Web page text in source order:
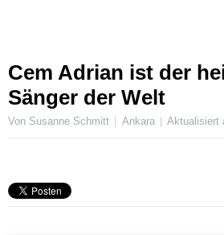
Cem Adrian ist der
Sänger der Welt
Von Susanne Schmitt Ankara Aktualisiert